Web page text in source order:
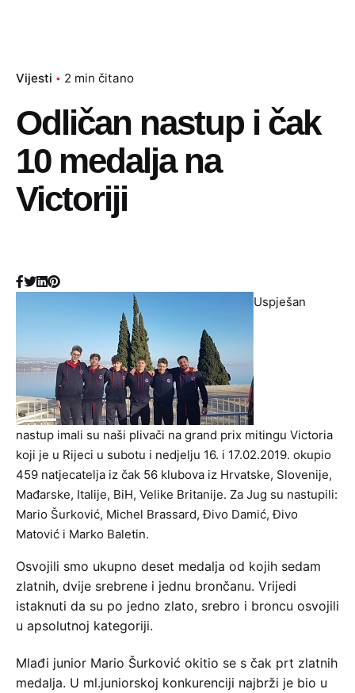
Vijesti 2 min čitano
Odličan nastup i čak
10 medalja na
Victoriji
Uspješan
nastup imali su naši plivači na grand prix mitingu Victoria
koji je u Rijeci u subotu i nedjelju 16. i 17.02.2019. okupio
459 natjecatelja iz čak 56 klubova iz Hrvatske, Slovenije,
Mađarske, Italije, BiH, Velike Britanije. Za Jug su nastupili:
Mario Šurković, Michel Brassard, Đivo Damić, Đivo
Matović i Marko Baletin.
Osvojili smo ukupno deset medalja od kojih sedam
zlatnih, dvije srebrene i jednu brončanu. Vrijedi
istaknuti da su po jedno zlato, srebro i broncu osvojili
u apsolutnoj kategoriji.
Mlađi junior Mario Šurković okitio se s čak prt zlatnih
medalja. U ml.juniorskoj konkurenciji najbrži je bio u